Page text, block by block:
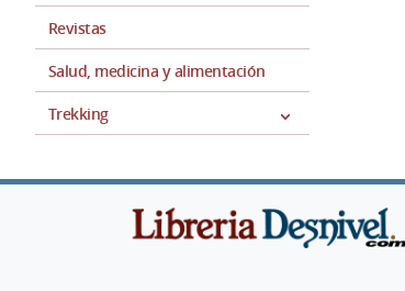
Revistas
Salud, medicina y alimentación
Trekking